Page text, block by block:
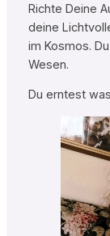
Richte Deine
deine
im Kosmos.
Wesen.
Du erntest